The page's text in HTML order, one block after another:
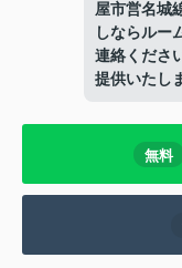
屋市営名城
しならルー
連絡くださ
提供いたし
無料